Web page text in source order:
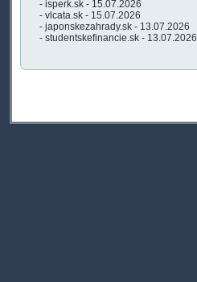
- isperk.sk - 15.07.2026
- vlcata.sk - 15.07.2026
- japonskezahrady.sk - 13.07.2026
- studentskefinancie.sk - 13.07.2026